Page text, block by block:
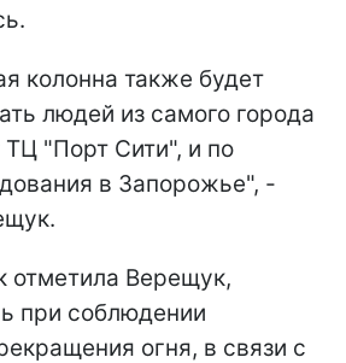
колонна также будет
людей из самого города
"Порт Сити", и по
в Запорожье", -
отметила Верещук,
при соблюдении
огня, в связи с